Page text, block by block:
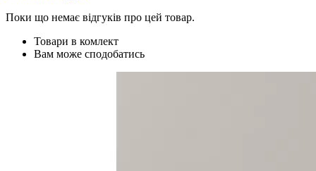
Поки що немає відгуків про цей товар.
Товари в комлект
Вам може сподобатись